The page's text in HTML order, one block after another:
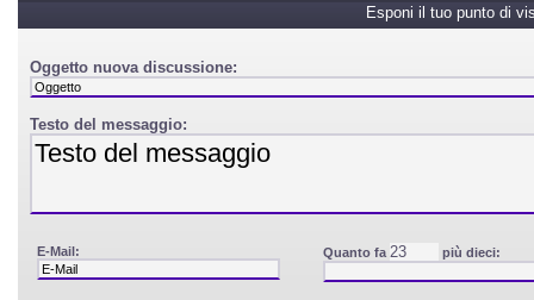
Esponi il tuo punto di
Oggetto nuova discussione:
Testo del messaggio:
E-Mail: Quanto fa più dieci: